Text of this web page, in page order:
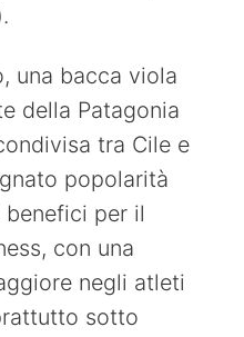
una bacca viola
della Patagonia
tra Cile e
popolarità
per il
con una
negli atleti
sotto